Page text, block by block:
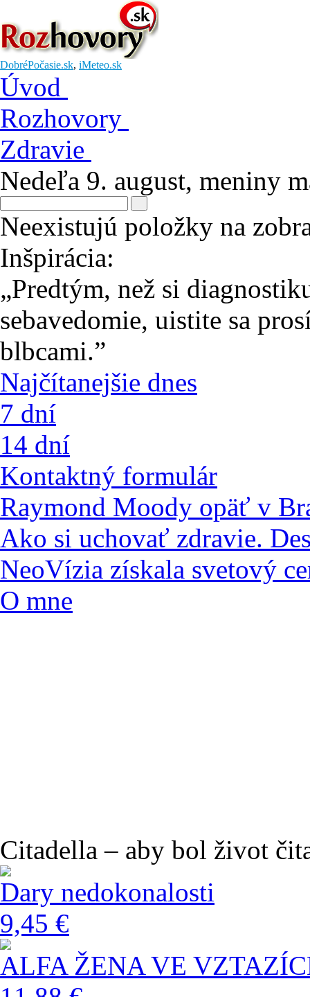
DobréPočasie.sk, iMeteo.sk
Úvod
Rozhovory
Zdravie
Nedeľa 9. august, meniny
Neexistujú položky na
Inšpirácia:
„Predtým, než si
sebavedomie, uistite sa
blbcami.”
Najčítanejšie dnes
7 dní
14 dní
Kontaktný formulár
Raymond Moody opäť v
Ako si uchovať zdravie.
NeoVízia získala svetový
O mne
Citadella – aby bol život
Dary nedokonalosti
9,45 €
ALFA ŽENA VE